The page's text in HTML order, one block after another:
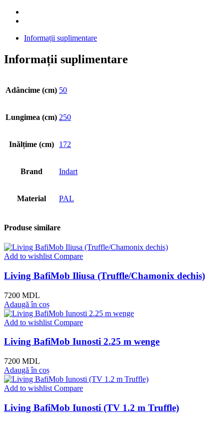
Informații suplimentare
Informații suplimentare
Adâncime (cm) 50
Lungimea (cm) 250
Inălțime (cm) 172
Brand Indart
Material PAL
Produse similare
Add to wishlist Compare
Living BafiMob Iliusa (Truffle/Chamonix dechis)
7200 MDL
Adaugă în coș
Add to wishlist Compare
Living BafiMob Iunosti 2.25 m wenge
7200 MDL
Adaugă în coș
Add to wishlist Compare
Living BafiMob Iunosti (TV 1.2 m Truffle)